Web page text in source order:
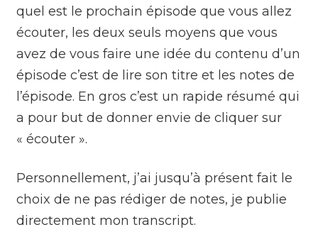
quel est le prochain épisode que vous allez
écouter, les deux seuls moyens que vous
avez de vous faire une idée du contenu d’un
épisode c’est de lire son titre et les notes de
l’épisode. En gros c’est un rapide résumé qui
a pour but de donner envie de cliquer sur
« écouter ».
Personnellement, j’ai jusqu’à présent fait le
choix de ne pas rédiger de notes, je publie
directement mon transcript.